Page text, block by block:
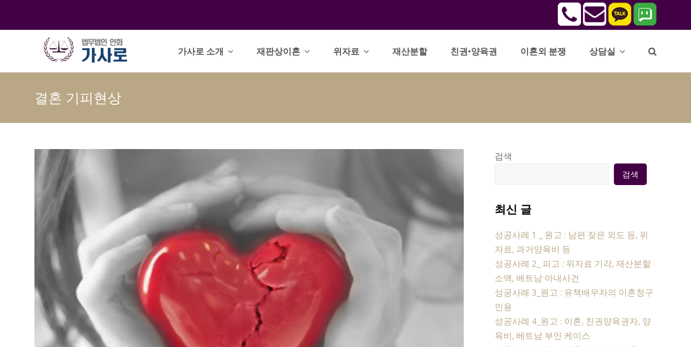
가사로 소개 재판상이혼 위자료 재산분할 친권•양육권 이혼외 분쟁 상담실
결혼 기피현상
검색
검색
최신 글
성공사례 1 _ 원고 : 남편 잦은 외도 등, 위
자료, 과거양육비 등
성공사례 2_ 피고 : 위자료 기각, 재산분할
소액, 베트남 아내사건
성공사례 3_원고 : 유책배우자의 이혼청구
인용
성공사례 4_원고 : 이혼, 친권양육권자, 양
육비, 베트남 부인 케이스